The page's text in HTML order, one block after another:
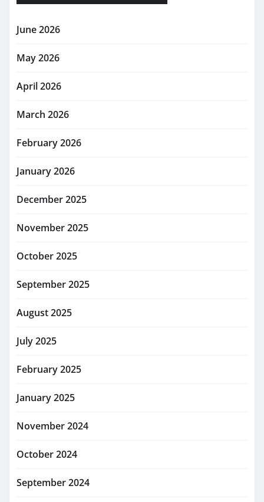
June 2026
May 2026
April 2026
March 2026
February 2026
January 2026
December 2025
November 2025
October 2025
September 2025
August 2025
July 2025
February 2025
January 2025
November 2024
October 2024
September 2024